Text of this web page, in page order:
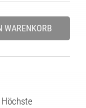
WARENKORB